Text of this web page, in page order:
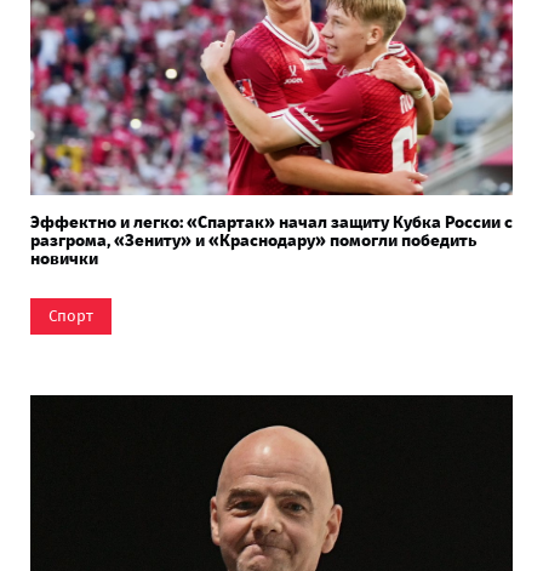
Эффектно и легко: «Спартак» начал защиту Кубка России с
разгрома, «Зениту» и «Краснодару» помогли победить
новички
Спорт